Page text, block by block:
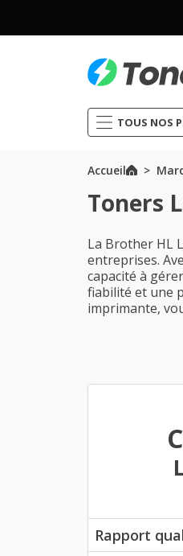
TOUS NOS
Accueil
Toners
La Brother HL
entreprises.
capacité à
fiabilité et une
imprimante,
Rapport